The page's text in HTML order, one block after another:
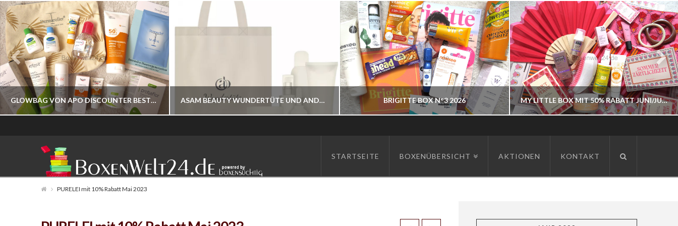
GLOWBAG VON APO DISCOUNTER BESTELLBAR
BOXENWELT24
JAHR 2026
JULI 17, 2026
ASAM BEAUTY WUNDERTÜTE UND ANDERE BESTELLBAR
JAHR 2026
BRIGITTE BOX N°3 2026
BOXENWELT24
MY LITTLE BOX MIT 50% RABATT JUNI/JULI 2026
BOXENWELT24
STARTSEITE BOXENÜBERSICHT AKTIONEN KONTAKT
PURELEI mit 10% Rabatt Mai 2023